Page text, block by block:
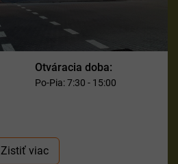
Otváracia doba:
Po-Pia: 7:30 - 15:00
Zistiť viac